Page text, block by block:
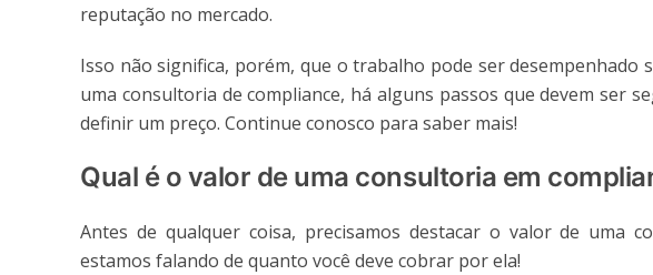
reputação no mercado.
Isso não significa, porém, que o trabalho pode ser desempenhado
uma consultoria de compliance, há alguns passos que devem ser
definir um preço. Continue conosco para saber mais!
Qual é o valor de uma consultoria em
Antes de qualquer coisa, precisamos destacar o valor de uma
estamos falando de quanto você deve cobrar por ela!